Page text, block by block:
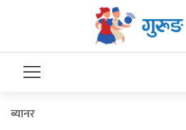
ब्यानर